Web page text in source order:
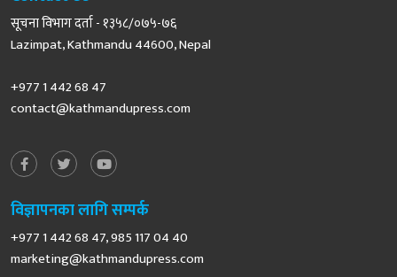
सूचना विभाग दर्ता - १३५८/०७५-७६
Lazimpat, Kathmandu 44600, Nepal
+977 1 442 68 47
contact@kathmandupress.com
विज्ञापनका लागि सम्पर्क
+977 1 442 68 47, 985 117 04 40
marketing@kathmandupress.com